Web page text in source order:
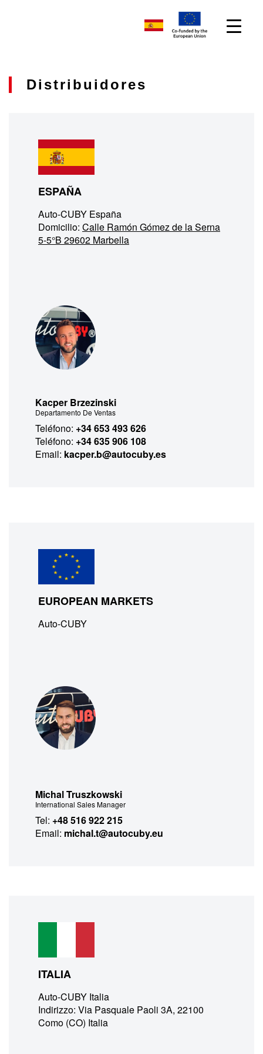
Distribuidores
ESPAÑA
Auto-CUBY España
Domicilio: Calle Ramón Gómez de la Serna
5-5°B 29602 Marbella
Kacper Brzezinski
Departamento De Ventas
Teléfono: +34 653 493 626
Teléfono: +34 635 906 108
Email: kacper.b@autocuby.es
EUROPEAN MARKETS
Auto-CUBY
Michal Truszkowski
International Sales Manager
Tel: +48 516 922 215
Email: michal.t@autocuby.eu
ITALIA
Auto-CUBY Italia
Indirizzo: Via Pasquale Paoli 3A, 22100
Como (CO) Italia